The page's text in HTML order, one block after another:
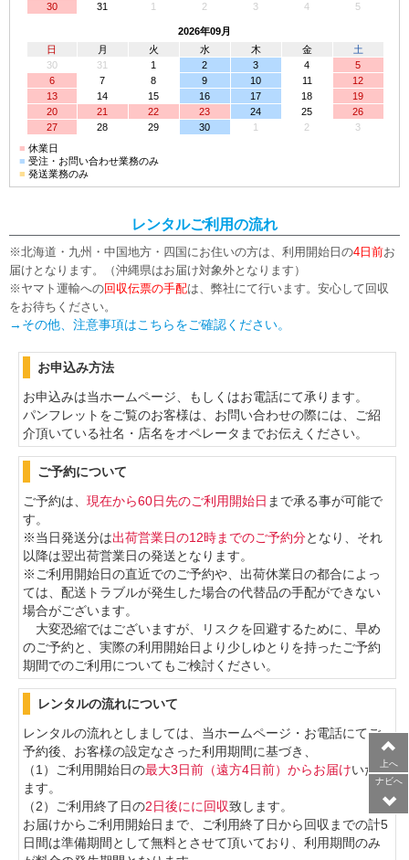
30
31 1 2 3 4 5
2026年09月
日
月 火 水 木 金
土
30
31 1 2 3 4
5
6
7 8 9 10 11
12
13
14 15 16 17 18
19
20
21 22 23 24 25
26
27
28 29 30 1 2
3
■ 休業日
■ 受注・お問い合わせ業務のみ
■ 発送業務のみ
レンタルご利用の流れ
※北海道・九州・中国地方・四国にお住いの方は、利用開始日の4日前お
届けとなります。（沖縄県はお届け対象外となります）
※ヤマト運輸への回収伝票の手配は、弊社にて行います。安心して回収
をお待ちください。
→その他、注意事項はこちらをご確認ください。
お申込み方法
お申込みは当ホームページ、もしくはお電話にて承ります。
パンフレットをご覧のお客様は、お問い合わせの際には、ご紹
介頂いている社名・店名をオペレータまでお伝えください。
ご予約について
ご予約は、 現在から60日先のご利用開始日 まで承る事が可能で
す。
※当日発送分は出荷営業日の12時までのご予約分となり、それ
以降は翌出荷営業日の発送となります。
※ご利用開始日の直近でのご予約や、出荷休業日の都合によっ
ては、配送トラブルが発生した場合の代替品の手配ができない
場合がございます。
大変恐縮ではございますが、リスクを回避するために、早め
のご予約と、実際の利用開始日より少しゆとりを持ったご予約
期間でのご利用についてもご検討ください。
レンタルの流れについて
レンタルの流れとしましては、当ホームページ・お電話にてご
予約後、お客様の設定なさった利用期間に基づき、
（1）ご利用開始日の最大3日前（遠方4日前）からお届けいたし
ます。
（2）ご利用終了日の2日後にに回収致します。
お届けからご利用開始日まで、ご利用終了日から回収までの計5
日間は準備期間として無料とさせて頂いており、利用期間のみ
上へ
ナビへ